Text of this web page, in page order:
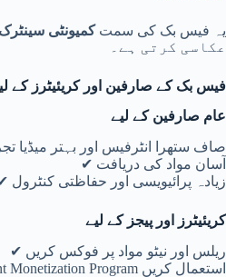
یہ فیس بک کی سمتکمیونٹی
عکاسی کرتی ہے۔
فیس بک کے صارفین اور کریئیٹرز کے
عام صارفین کے لیے
✔ صاف ستھرا انٹرفیس اور بہتر میڈیا
✔ آسان مواد کی دریافت
✔ زیادہ پرائیویسی اور حفاظتی کنٹرول
کریئیٹرز اور پیجز کے لیے
✔ ریلس اور نیٹو مواد پر فوکس کریں
✔ نیا Content Monetization Program استعمال کریں